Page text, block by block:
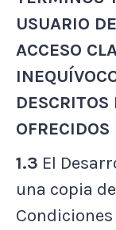
USUARIO
ACCESO
1.3 El
una copia